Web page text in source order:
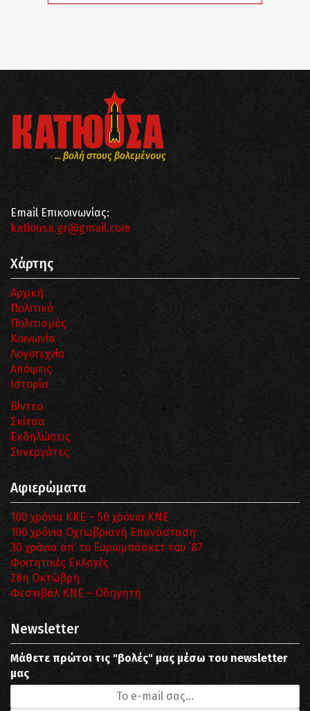
... βολή στους βολεμένους
Email Επικοινωνίας:
katiousa.gr@gmail.com
Χάρτης
Αρχική
Πολιτικά
Πολιτισμός
Κοινωνία
Λογοτεχνία
Απόψεις
Ιστορία
Βίντεο
Σκίτσα
Εκδηλώσεις
Συνεργάτες
Αφιερώματα
100 χρόνια ΚΚΕ – 50 χρόνια ΚΝΕ
100 χρόνια Οχτωβριανή Επανάσταση
30 χρόνια απ’ το Ευρωμπάσκετ του ΄87
Φοιτητικές Εκλογές
28η Οκτώβρη
Φεστιβάλ ΚΝΕ – Οδηγητή
Newsletter
Μάθετε πρώτοι τις "βολές" μας μέσω του newsletter
μας